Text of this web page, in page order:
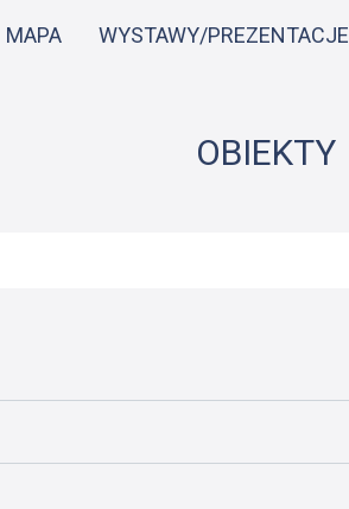
do
MAPA WYSTAWY/PREZENTACJE
OBIEKTY